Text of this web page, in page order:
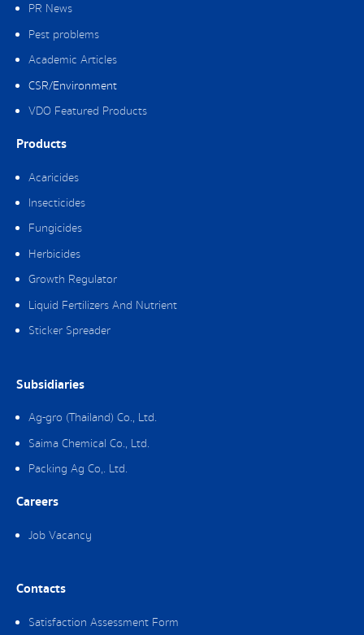
PR News
Pest problems
Academic Articles
CSR/Environment
VDO Featured Products
Products
Acaricides
Insecticides
Fungicides
Herbicides
Growth Regulator
Liquid Fertilizers And Nutrient
Sticker Spreader
Subsidiaries
Ag-gro (Thailand) Co., Ltd.
Saima Chemical Co., Ltd.
Packing Ag Co,. Ltd.
Careers
Job Vacancy
Contacts
Satisfaction Assessment Form